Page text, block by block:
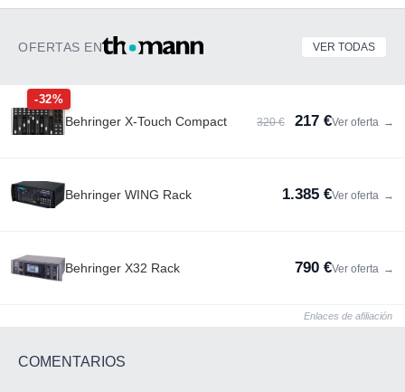
OFERTAS EN VER TODAS
-32%
Behringer X-Touch Compact 320 € 217 €Ver oferta →
Behringer WING Rack 1.385 €Ver oferta →
Behringer X32 Rack 790 €Ver oferta →
Enlaces de afiliación
COMENTARIOS